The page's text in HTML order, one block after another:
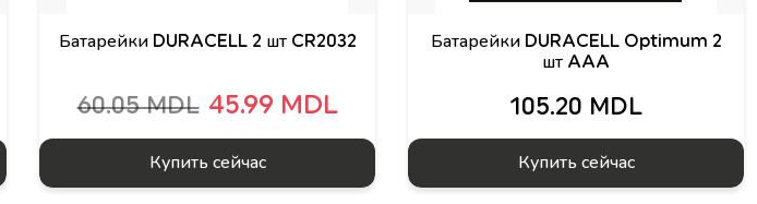
Батарейки DURACELL 2 шт CR2032
60.05 MDL 45.99 MDL
Купить сейчас
Батарейки DURACELL Optimum 2
шт AAA
105.20 MDL
Купить сейчас